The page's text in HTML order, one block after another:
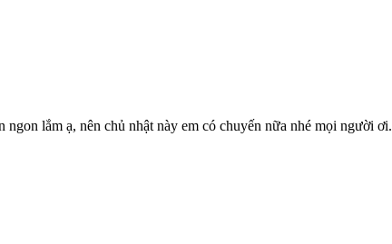
lắm ạ, nên chủ nhật này em có chuyến nữa nhé mọi người ơi.